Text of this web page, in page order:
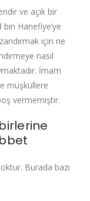
ve açık bir
Hanefiye’ye
için ne
nasıl
İmam
müşküllere
vermemiştir.
Burada bazı